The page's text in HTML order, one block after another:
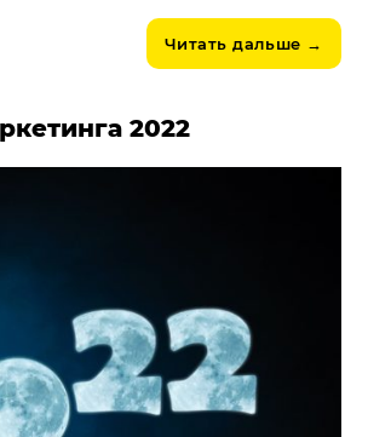
Читать дальше →
2022